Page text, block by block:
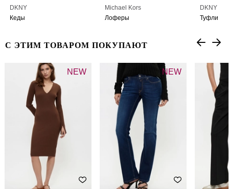
DKNY
Кеды
Michael Kors
Лоферы
DKNY
Туфли
С ЭТИМ ТОВАРОМ ПОКУПАЮТ
NEW NEW